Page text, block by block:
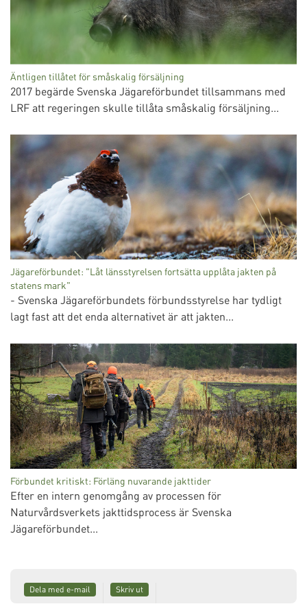
Äntligen tillåtet för småskalig försäljning
2017 begärde Svenska Jägareförbundet tillsammans med
LRF att regeringen skulle tillåta småskalig försäljning...
Jägareförbundet: "Låt länsstyrelsen fortsätta upplåta jakten på
statens mark"
- Svenska Jägareförbundets förbundsstyrelse har tydligt
lagt fast att det enda alternativet är att jakten...
Förbundet kritiskt: Förläng nuvarande jakttider
Efter en intern genomgång av processen för
Naturvårdsverkets jakttidsprocess är Svenska
Jägareförbundet...
Dela med e-mail Skriv ut